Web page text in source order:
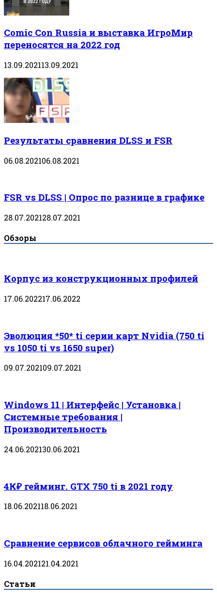
Comic Con Russia и выставка ИгроМир
переносятся на 2022 год
13.09.202113.09.2021
Результаты сравнения DLSS и FSR
06.08.202106.08.2021
FSR vs DLSS | Опрос по разнице в графике
28.07.202128.07.2021
Обзоры
Корпус из конструкционных профилей
17.06.202217.06.2022
Эволюция *50* ti серии карт Nvidia (750 ti
vs 1050 ti vs 1650 super)
09.07.202109.07.2021
Windows 11 | Интерфейс | Установка |
Системные требования |
Производительность
24.06.202130.06.2021
4К₽ гейминг. GTX 750 ti в 2021 году
18.06.202118.06.2021
Сравнение сервисов облачного гейминга
16.04.202121.04.2021
Статьи